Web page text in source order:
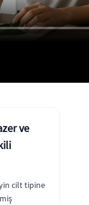
ve
cilt tipine